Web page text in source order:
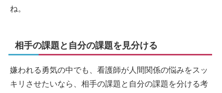
ね。
相手の課題と自分の課題を見分ける
嫌われる勇気の中でも、看護師が人間関係の悩みをスッ
キリさせたいなら、相手の課題と自分の課題を分ける考